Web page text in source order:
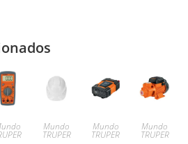
Mundo
TRUPER
Mundo
TRUPER
Mundo
TRUPER